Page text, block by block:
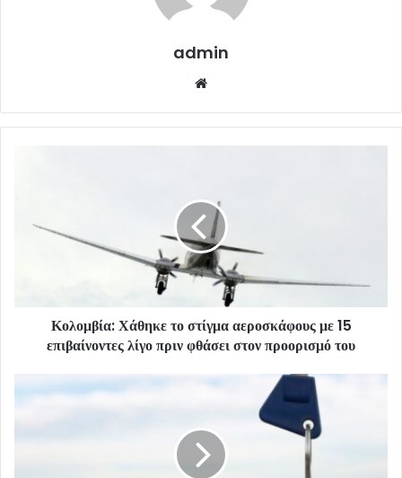
admin
Κολομβία: Χάθηκε το στίγμα αεροσκάφους με 15
επιβαίνοντες λίγο πριν φθάσει στον προορισμό του